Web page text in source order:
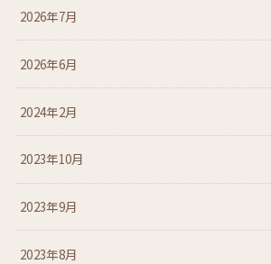
2026年7月
2026年6月
2024年2月
2023年10月
2023年9月
2023年8月